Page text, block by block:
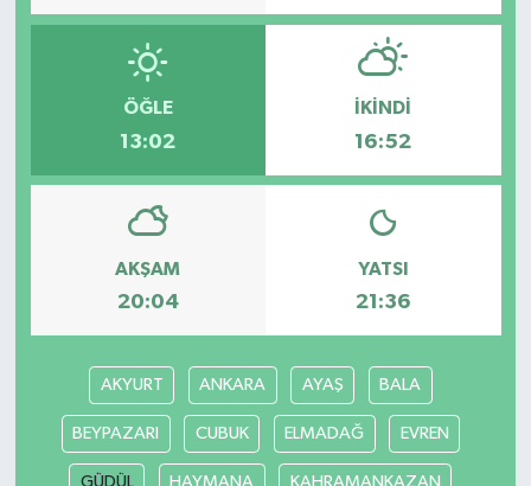
ÖĞLE
13:02
İKINDI
16:52
AKŞAM
20:04
YATSI
21:36
AKYURT ANKARA AYAŞ BALA
BEYPAZARI CUBUK ELMADAĞ EVREN
GÜDÜL HAYMANA KAHRAMANKAZAN